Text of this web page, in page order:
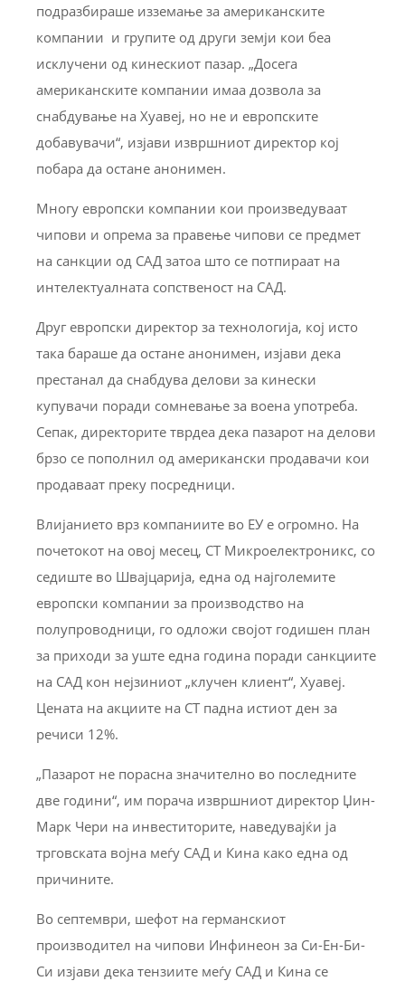
подразбираше изземање за американските
компании и групите од други земји кои беа
исклучени од кинескиот пазар. „Досега
американските компании имаа дозвола за
снабдување на Хуавеј, но не и европските
добавувачи“, изјави извршниот директор кој
побара да остане анонимен.
Многу европски компании кои произведуваат
чипови и опрема за правење чипови се предмет
на санкции од САД затоа што се потпираат на
интелектуалната сопственост на САД.
Друг европски директор за технологија, кој исто
така бараше да остане анонимен, изјави дека
престанал да снабдува делови за кинески
купувачи поради сомневање за воена употреба.
Сепак, директорите тврдеа дека пазарот на делови
брзо се пополнил од американски продавачи кои
продаваат преку посредници.
Влијанието врз компаниите во ЕУ е огромно. На
почетокот на овој месец, СТ Микроелектроникс, со
седиште во Швајцарија, една од најголемите
европски компании за производство на
полупроводници, го одложи својот годишен план
за приходи за уште една година поради санкциите
на САД кон нејзиниот „клучен клиент“, Хуавеј.
Цената на акциите на СТ падна истиот ден за
речиси 12%.
„Пазарот не порасна значително во последните
две години“, им порача извршниот директор Џин-
Марк Чери на инвеститорите, наведувајќи ја
трговската војна меѓу САД и Кина како една од
причините.
Во септември, шефот на германскиот
производител на чипови Инфинеон за Си-Ен-Би-
Си изјави дека тензиите меѓу САД и Кина се